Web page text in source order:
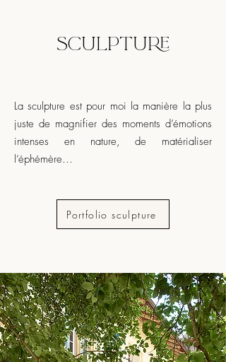
SCULPTURE
La sculpture est pour moi la manière la plus
juste de magnifier des moments d’émotions
intenses en nature, de matérialiser
l’éphémère…
Portfolio sculpture